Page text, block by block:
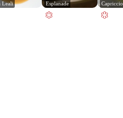
Leali Esplanade Capriccio